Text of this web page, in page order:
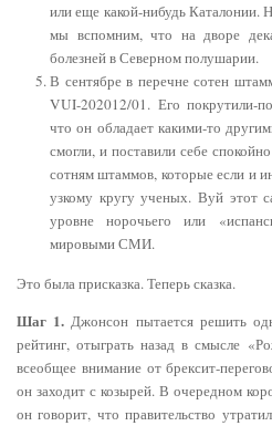
или еще какой-нибудь Каталонии.
мы вспомним, что на дворе
болезней в Северном полушарии.
В сентябре в перечне сотен
VUI-202012/01. Его покрутили-
что он обладает какими-то
смогли, и поставили себе
сотням штаммов, которые если и
узкому кругу ученых. Вуй этот
уровне норочьего или
мировыми СМИ.
Это была присказка. Теперь сказка.
Шаг 1. Джонсон пытается решить
рейтинг, отыграть назад в смысле
всеобщее внимание от брексит-
он заходит с козырей. В очередном
он говорит, что правительство